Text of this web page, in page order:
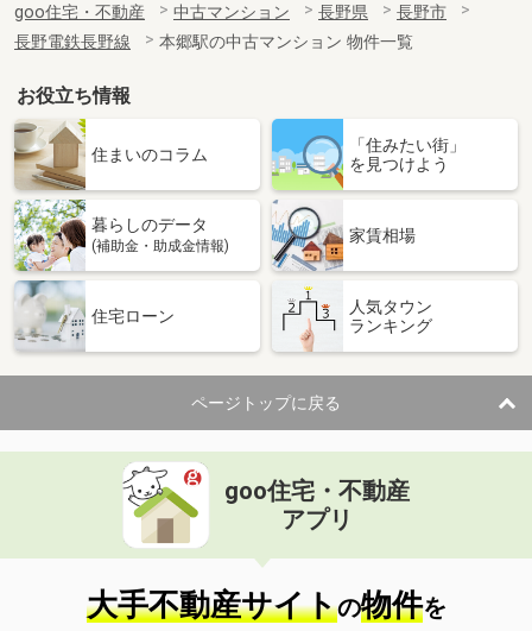
goo住宅・不動産 中古マンション 長野県
長野市
長野電鉄長野線
本郷駅の中古マンション 物件一覧
お役立ち情報
住まいのコラム
「住みたい街」
を見つけよう
暮らしのデータ
(補助金・助成金情報)
家賃相場
住宅ローン
人気タウン
ランキング
ページトップに戻る
goo住宅・不動産
アプリ
大手不動産サイトの物件を